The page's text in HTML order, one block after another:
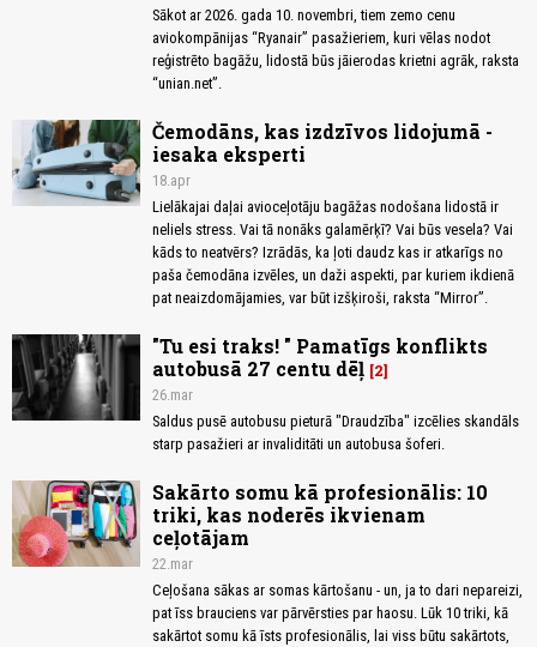
Sākot ar 2026. gada 10. novembri, tiem zemo cenu
aviokompānijas “Ryanair” pasažieriem, kuri vēlas nodot
reģistrēto bagāžu, lidostā būs jāierodas krietni agrāk, raksta
“unian.net”.
Čemodāns, kas izdzīvos lidojumā -
iesaka eksperti
18.apr
Lielākajai daļai avioceļotāju bagāžas nodošana lidostā ir
neliels stress. Vai tā nonāks galamērķī? Vai būs vesela? Vai
kāds to neatvērs? Izrādās, ka ļoti daudz kas ir atkarīgs no
paša čemodāna izvēles, un daži aspekti, par kuriem ikdienā
pat neaizdomājamies, var būt izšķiroši, raksta “Mirror”.
"Tu esi traks! " Pamatīgs konflikts
autobusā 27 centu dēļ 2
26.mar
Saldus pusē autobusu pieturā "Draudzība" izcēlies skandāls
starp pasažieri ar invaliditāti un autobusa šoferi.
Sakārto somu kā profesionālis: 10
triki, kas noderēs ikvienam
ceļotājam
22.mar
Ceļošana sākas ar somas kārtošanu - un, ja to dari nepareizi,
pat īss brauciens var pārvērsties par haosu. Lūk 10 triki, kā
sakārtot somu kā īsts profesionālis, lai viss būtu sakārtots,